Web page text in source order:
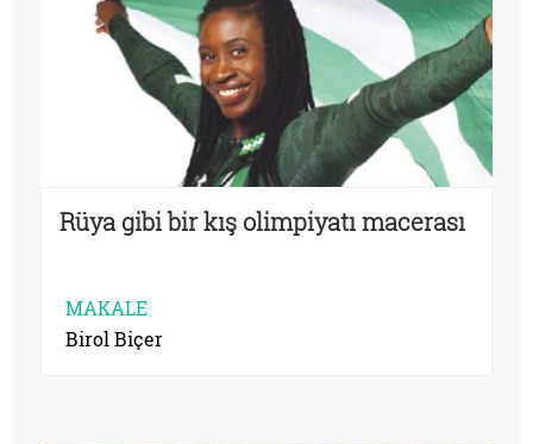
Rüya gibi bir kış olimpiyatı macerası
MAKALE
Birol Biçer